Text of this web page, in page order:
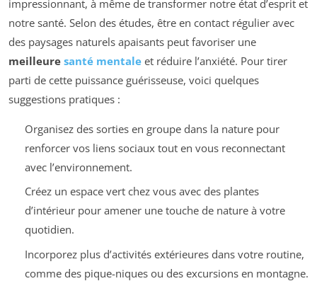
impressionnant, à même de transformer notre état d’esprit et
notre santé. Selon des études, être en contact régulier avec
des paysages naturels apaisants peut favoriser une
meilleure santé mentale et réduire l’anxiété. Pour tirer
parti de cette puissance guérisseuse, voici quelques
suggestions pratiques :
Organisez des sorties en groupe dans la nature pour
renforcer vos liens sociaux tout en vous reconnectant
avec l’environnement.
Créez un espace vert chez vous avec des plantes
d’intérieur pour amener une touche de nature à votre
quotidien.
Incorporez plus d’activités extérieures dans votre routine,
comme des pique-niques ou des excursions en montagne.